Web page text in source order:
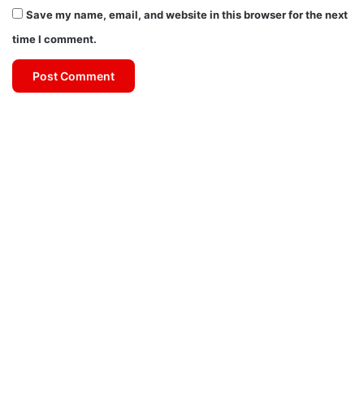
Save my name, email, and website in this browser for the next
time I comment.